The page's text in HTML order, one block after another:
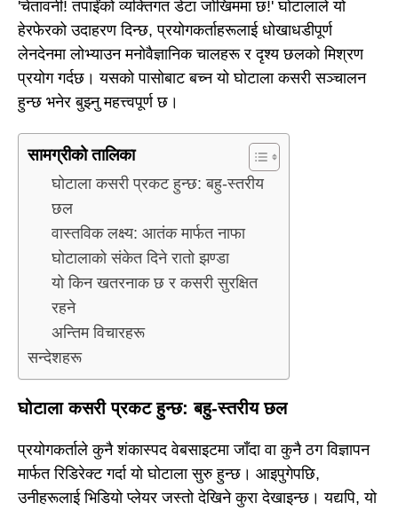
'चेतावनी! तपाईंको व्यक्तिगत डेटा जोखिममा छ!' घोटालाले यो
हेरफेरको उदाहरण दिन्छ, प्रयोगकर्ताहरूलाई धोखाधडीपूर्ण
लेनदेनमा लोभ्याउन मनोवैज्ञानिक चालहरू र दृश्य छलको मिश्रण
प्रयोग गर्दछ। यसको पासोबाट बच्न यो घोटाला कसरी सञ्चालन
हुन्छ भनेर बुझ्नु महत्त्वपूर्ण छ।
सामग्रीको तालिका
घोटाला कसरी प्रकट हुन्छ: बहु-स्तरीय
छल
वास्तविक लक्ष्य: आतंक मार्फत नाफा
घोटालाको संकेत दिने रातो झण्डा
यो किन खतरनाक छ र कसरी सुरक्षित
रहने
अन्तिम विचारहरू
सन्देशहरू
घोटाला कसरी प्रकट हुन्छ: बहु-स्तरीय छल
प्रयोगकर्ताले कुनै शंकास्पद वेबसाइटमा जाँदा वा कुनै ठग विज्ञापन
मार्फत रिडिरेक्ट गर्दा यो घोटाला सुरु हुन्छ। आइपुगेपछि,
उनीहरूलाई भिडियो प्लेयर जस्तो देखिने कुरा देखाइन्छ। यद्यपि, यो